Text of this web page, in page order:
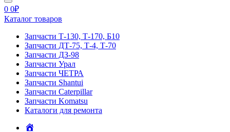
0 0₽
Каталог товаров
Запчасти Т-130, Т-170, Б10
Запчасти ДТ-75, Т-4, Т-70
Запчасти ДЗ-98
Запчасти Урал
Запчасти ЧЕТРА
Запчасти Shantui
Запчасти Caterpillar
Запчасти Komatsu
Каталоги для ремонта